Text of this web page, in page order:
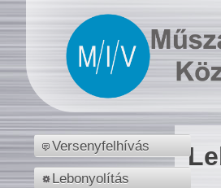
Versenyfelhívás
Lebonyolítás